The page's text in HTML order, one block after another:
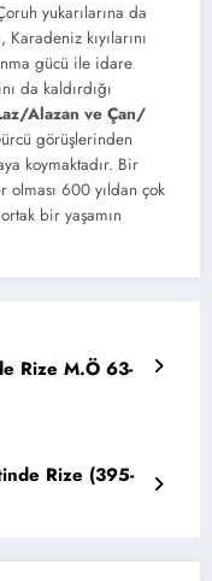
yukarılarına da
Karadeniz kıyılarını
gücü ile idare
da kaldırdığı
Alazan ve Çan/
görüşlerinden
koymaktadır. Bir
600 yıldan çok
bir yaşamın
Rize M.Ö 63-
Rize (395-